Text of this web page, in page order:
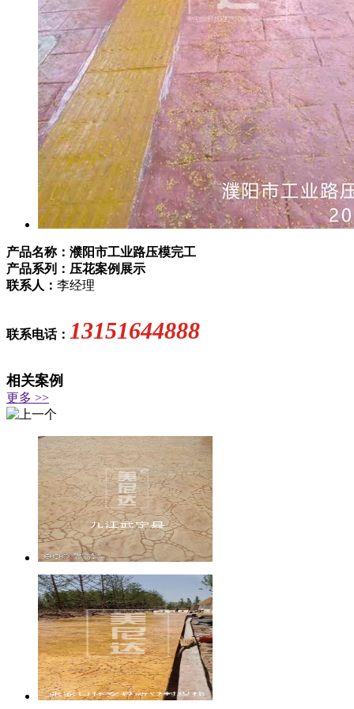
产品名称：濮阳市工业路压模完工
产品系列：压花案例展示
联系人： 李经理
联系电话： 13151644888
相关案例
更多 >>